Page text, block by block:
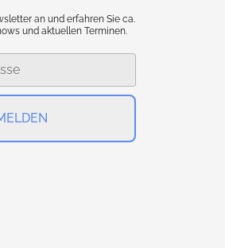
an und erfahren Sie ca.
und aktuellen Terminen.